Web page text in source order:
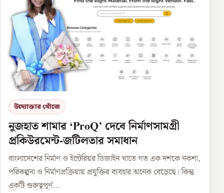
উদ্যোক্তার খোঁজে
নুজহাত শামার ‘ProQ’ দেবে নির্মাণসামগ্রী
প্রকিউরমেন্ট-জটিলতার সমাধান
বাংলাদেশের নির্মাণ ও ইন্টেরিয়র ডিজাইন খাতে গত এক দশকে নকশা,
পরিকল্পনা ও নির্মাণপ্রক্রিয়ায় প্রযুক্তির ব্যবহার অনেক বেড়েছে। কিন্তু
একটি গুরুত্বপূর্ণ...